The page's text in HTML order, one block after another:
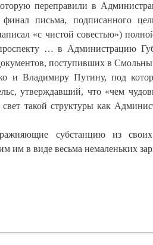
переправили в
письма, подписанного
«с чистой совестью»)
… в Администрацию
поступивших в
и Владимиру Путину, под
утверждавший, что «чем
такой структуры как
субстанцию из
им в виде весьма немаленьких